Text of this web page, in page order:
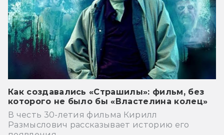
Как создавались «Страшилы»: фильм, без
которого не было бы «Властелина колец»
В честь 30-летия фильма Кирилл
Размыслович рассказывает историю его